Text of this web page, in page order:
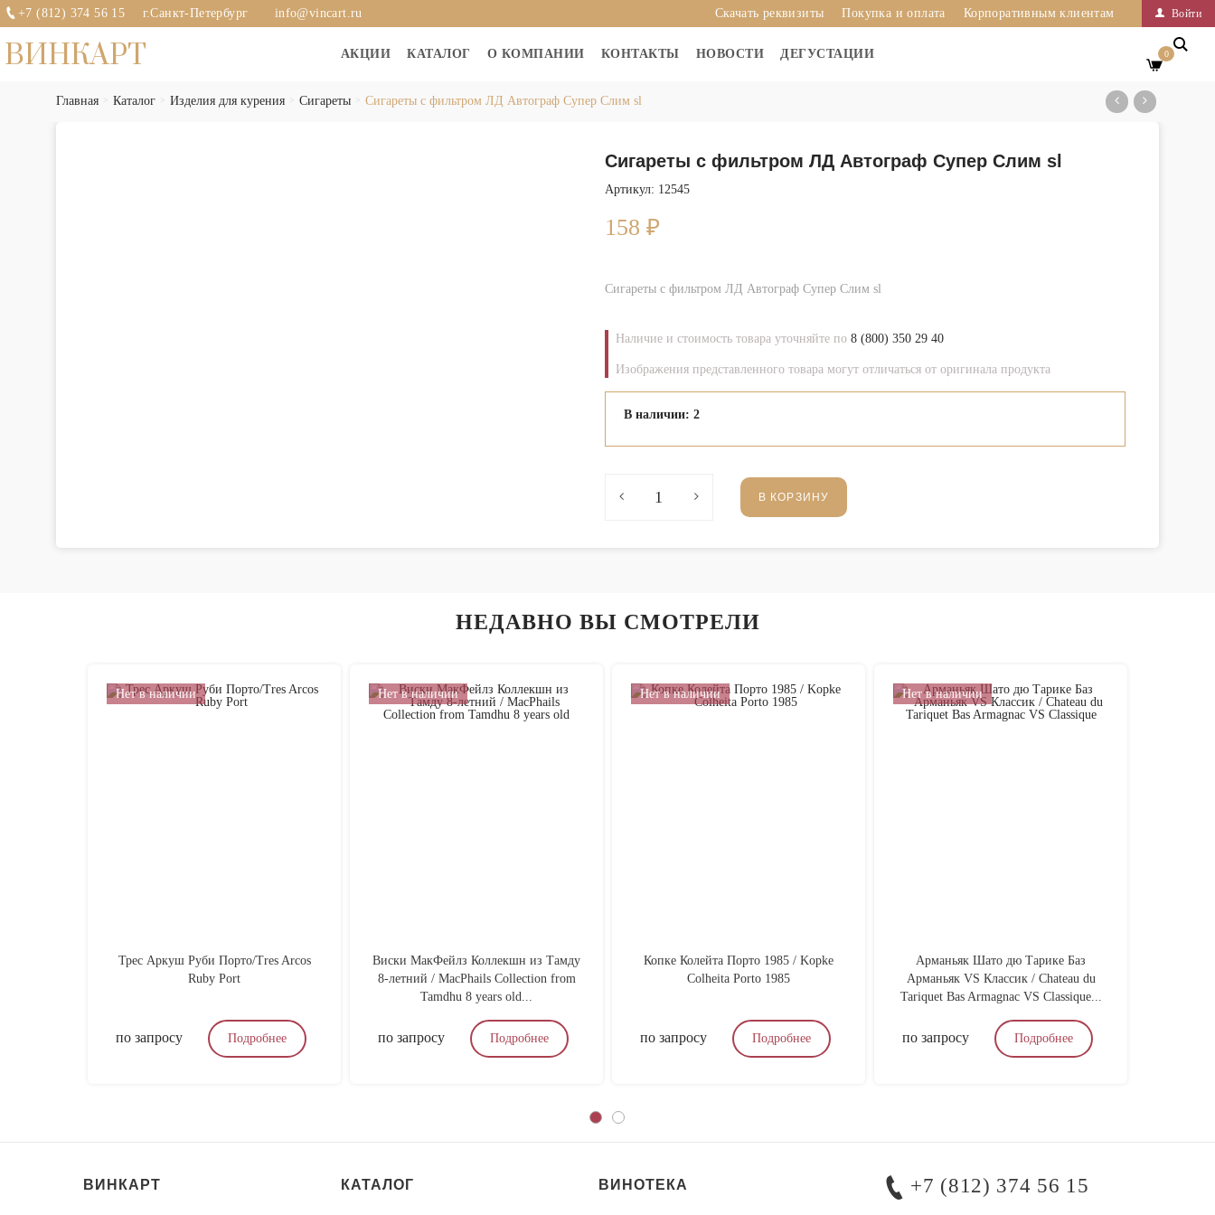
+7 (812) 374 56 15 г.Санкт-Петербург info@vincart.ru Войти
Скачать реквизиты Покупка и оплата Корпоративным клиентам
ВИНКАРТ АКЦИИ КАТАЛОГ О КОМПАНИИ КОНТАКТЫ НОВОСТИ ДЕГУСТАЦИИ 0
Главная Каталог Изделия для курения Сигареты Сигареты с фильтром ЛД Автограф Супер Слим sl
Сигареты с фильтром ЛД Автограф Супер Слим sl
Артикул: 12545
158 ₽
Сигареты с фильтром ЛД Автограф Супер Слим sl
Наличие и стоимость товара уточняйте по 8 (800) 350 29 40
Изображения представленного товара могут отличаться от оригинала продукта
В наличии: 2
В КОРЗИНУ
НЕДАВНО ВЫ СМОТРЕЛИ
Нет в наличии
Трес Аркуш Руби Порто/Tres Arcos
Ruby Port
по запросу Подробнее
Нет в наличии
Виски МакФейлз Коллекшн из Тамду
8-летний / MacPhails Collection from
Tamdhu 8 years old...
по запросу Подробнее
Нет в наличии
Копке Колейта Порто 1985 / Kopke
Colheita Porto 1985
по запросу Подробнее
Нет в наличии
Арманьяк Шато дю Тарике Баз
Арманьяк VS Классик / Chateau du
Tariquet Bas Armagnac VS Classique...
по запросу Подробнее
ВИНКАРТ КАТАЛОГ ВИНОТЕКА +7 (812) 374 56 15